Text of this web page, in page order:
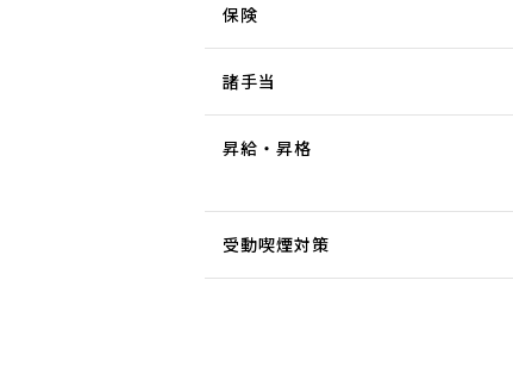
保険
諸手当
昇給・昇格
受動喫煙対策